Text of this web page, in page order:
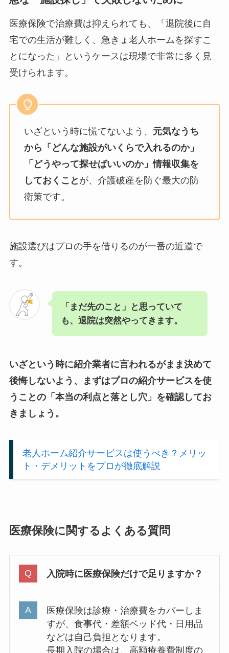
医療保険で治療費は抑えられても、「退院後に自
宅での生活が難しく、急きょ老人ホームを探すこ
とになった」というケースは現場で非常に多く見
受けられます。
いざという時に慌てないよう、 元気なうち
から「どんな施設がいくらで入れるのか」
「どうやって探せばいいのか」情報収集を
しておくこと が、介護破産を防ぐ最大の防
衛策です。
施設選びはプロの手を借りるのが一番の近道で
す。
「まだ先のこと」と思っていて
も、退院は突然やってきます。
いざという時に紹介業者に言われるがまま決めて
後悔しないよう、まずはプロの紹介サービスを使
うことの「本当の利点と落とし穴」を確認してお
きましょう。
老人ホーム紹介サービスは使うべき？ メリッ
ト・デメリットをプロが徹底解説
医療保険に関するよくある質問
入院時に医療保険だけで足りますか？
医療保険は診療・治療費をカバーしま
すが、食事代・差額ベッド代・日用品
などは自己負担となります。
長期入院の場合は、高額療養費制度の